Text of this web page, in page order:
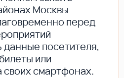
Москвы
перед
посетителя,
или
своих смартфонах.